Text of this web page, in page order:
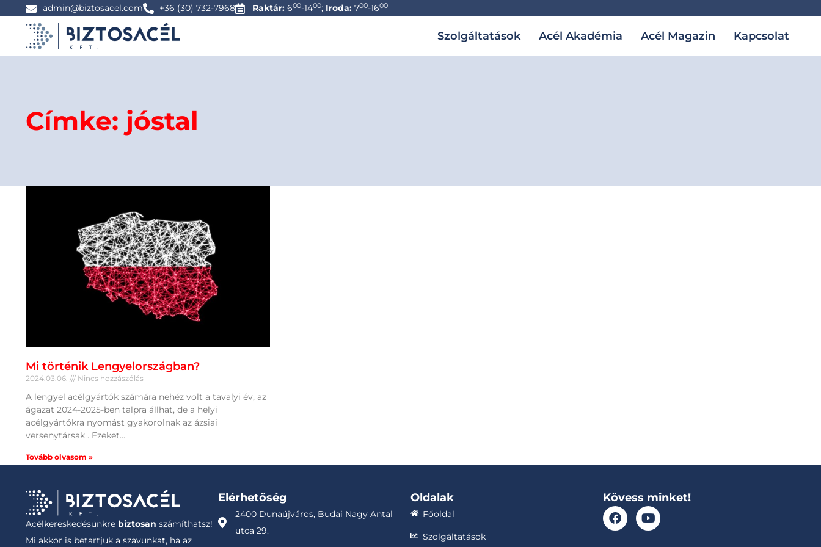
admin@biztosacel.com +36 (30) 732-7968 Raktár: 600-1400; Iroda: 700-1600
Szolgáltatások Acél Akadémia Acél Magazin Kapcsolat
Címke: jóstal
Mi történik Lengyelországban?
2024.03.06. Nincs hozzászólás
A lengyel acélgyártók számára nehéz volt a tavalyi év, az
ágazat 2024-2025-ben talpra állhat, de a helyi
acélgyártókra nyomást gyakorolnak az ázsiai
versenytársak . Ezeket
Tovább olvasom »
Acélkereskedésünkre biztosan számíthatsz!
Mi akkor is betartjuk a szavunkat, ha az
Elérhetőség
2400 Dunaújváros, Budai Nagy Antal
utca 29.
Oldalak
Főoldal
Szolgáltatások
Kövess minket!